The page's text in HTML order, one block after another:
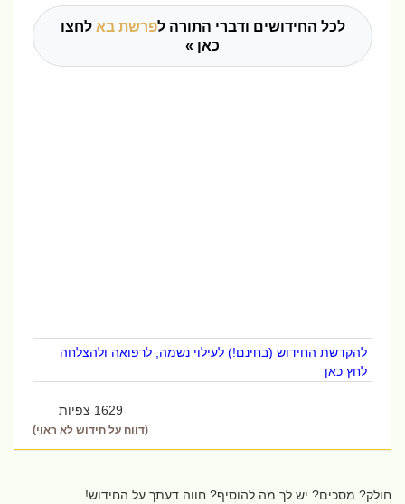
לכל החידושים ודברי התורה לפרשת באלחצו
כאן »
להקדשת החידוש (בחינם!) לעילוי נשמה, לרפואה ולהצלחה
לחץ כאן
1629 צפיות
(דווח על חידוש לא ראוי)
חולק? מסכים? יש לך מה להוסיף? חווה דעתך על החידוש!